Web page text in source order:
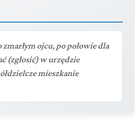
ojcu, po połowie dla
(zgłosić) w urzędzie
mieszkanie